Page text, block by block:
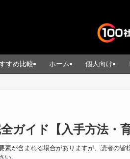
すめ比較 ホーム 個人向け
ガイド【入手方法・
素が含まれる場合がありますが、読者の皆
い。